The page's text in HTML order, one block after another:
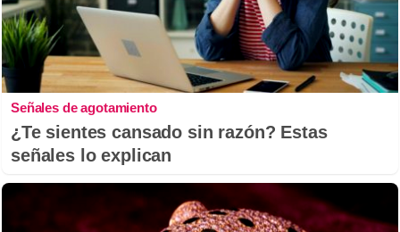
Señales de agotamiento
¿Te sientes cansado sin razón? Estas
señales lo explican